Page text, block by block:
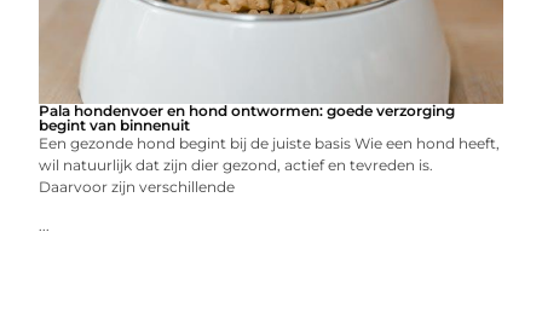
Pala hondenvoer en hond ontwormen: goede verzorging
begint van binnenuit
Een gezonde hond begint bij de juiste basis Wie een hond heeft,
wil natuurlijk dat zijn dier gezond, actief en tevreden is.
Daarvoor zijn verschillende
...